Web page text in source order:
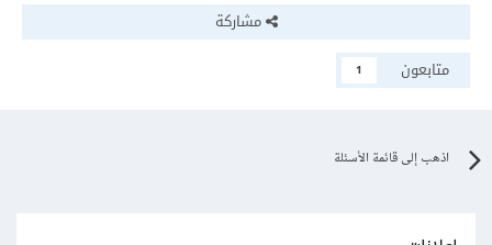
مشاركة
متابعون
1
اذهب إلى قائمة الأسئلة